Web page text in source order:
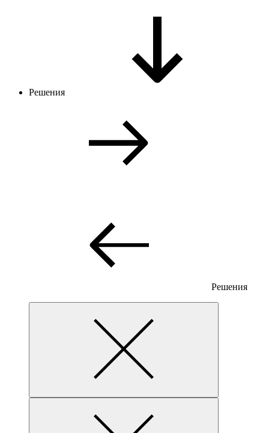
Решения
Решения